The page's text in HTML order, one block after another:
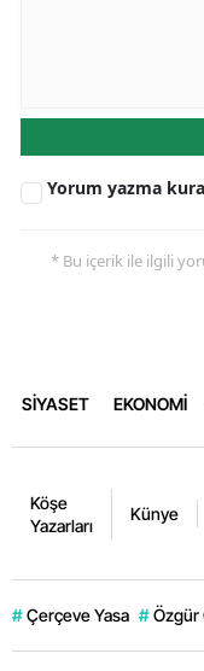
Yorum yazma
* Bu içerik ile ilgili
SİYASET EKONOMİ
Köşe
Yazarları
Künye
# Çerçeve Yasa # Özgür